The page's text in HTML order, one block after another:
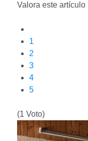
Valora este artículo
1
2
3
4
5
(1 Voto)